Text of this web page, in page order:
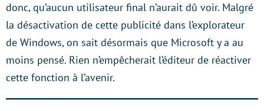
donc, qu’aucun utilisateur final n’aurait dû voir. Malgré
la désactivation de cette publicité dans l’explorateur
de Windows, on sait désormais que Microsoft y a au
moins pensé. Rien n’empêcherait l’éditeur de réactiver
cette fonction à l’avenir.